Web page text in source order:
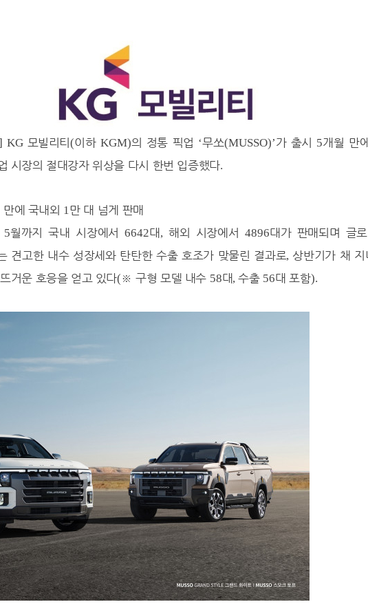
KG 모빌리티 (이하 KGM)의 정통 픽업 ‘무쏘(MUSSO)’가 출시 5개월 만
시장의 절대강자 위상을 다시 한번 입증했다.
만에 국내외 1만 대 넘게 판매
5월까지 국내 시장에서6642대,해외 시장에서 4896대가 판매되며 글
견고한 내수 성장세와 탄탄한 수출 호조가 맞물린 결과로, 상반기가 채 지
거운 호응을 얻고 있다(※구형 모델 내수 58대,수출 56대 포함).